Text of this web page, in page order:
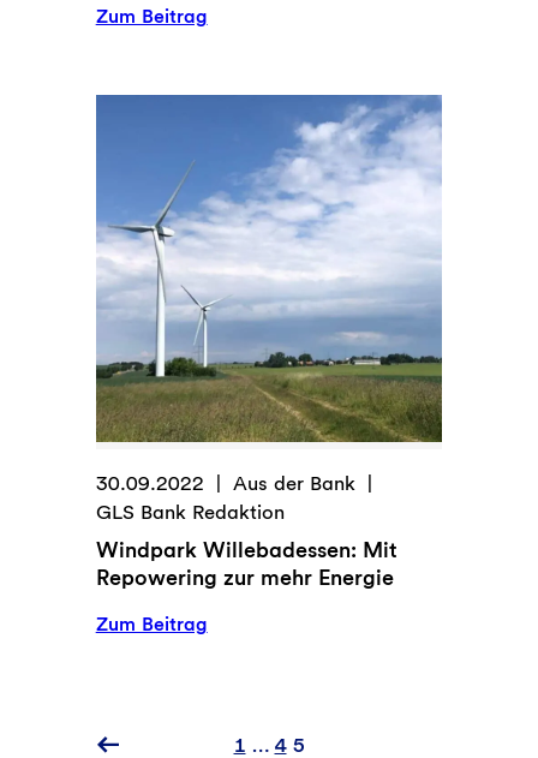
Zum Beitrag:
die
neue
Kinder
Perspektivenfonds
30.09.2022
Aus der Bank
GLS Bank Redaktion
Windpark Willebadessen: Mit
Repowering zur mehr Energie
Zum Beitrag:
Repowering
1 … 4 5